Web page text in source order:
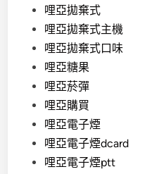
哩亞拋棄式
哩亞拋棄式主機
哩亞拋棄式口味
哩亞糖果
哩亞菸彈
哩亞購買
哩亞電子煙
哩亞電子煙dcard
哩亞電子煙ptt